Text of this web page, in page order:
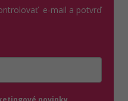
e-mail a potvrď